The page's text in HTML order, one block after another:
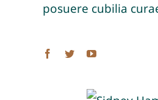
posuere cubilia